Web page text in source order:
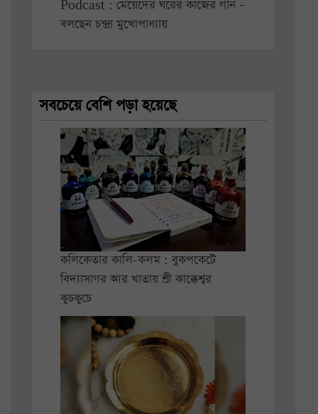
Podcast : মেয়েদের ঘরের কাজের গান –
বলছেন চন্দ্রা মুখোপাধ্যায়
সবচেয়ে বেশি পড়া হয়েছে
কলিকেতার কালি-কলম : বুকপকেটে
বিদ্যাসাগর আর খাতায় শ্রী কাক্কেশ্বর
কুচকুচে